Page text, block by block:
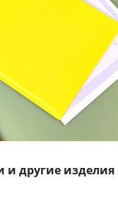
другие изделия